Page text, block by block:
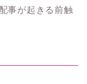
事が起きる前触